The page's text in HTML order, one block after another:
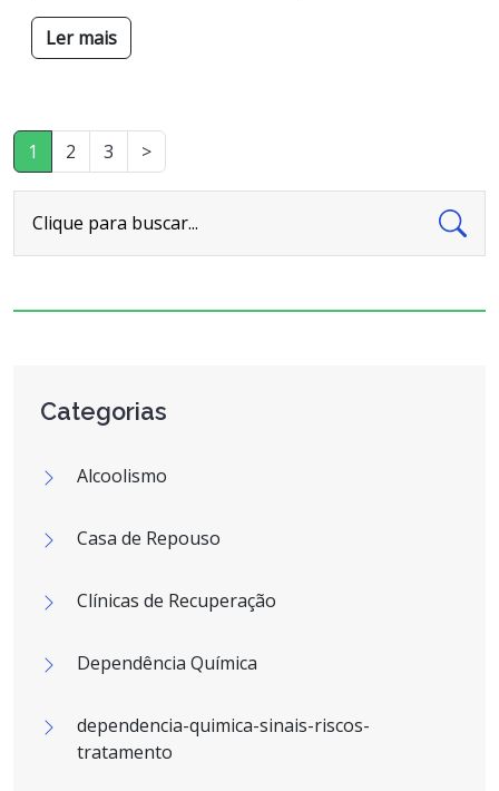
Ler mais
1 2 3 >
Clique para buscar...
Categorias
Alcoolismo
Casa de Repouso
Clínicas de Recuperação
Dependência Química
dependencia-quimica-sinais-riscos-
tratamento